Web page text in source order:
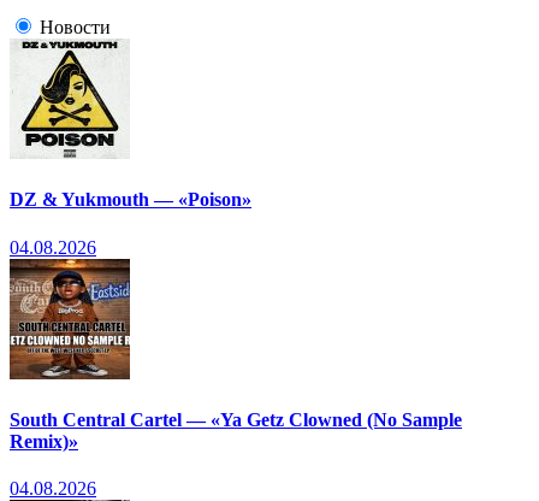
Новости
DZ & Yukmouth — «Poison»
04.08.2026
South Central Cartel — «Ya Getz Clowned (No Sample
Remix)»
04.08.2026